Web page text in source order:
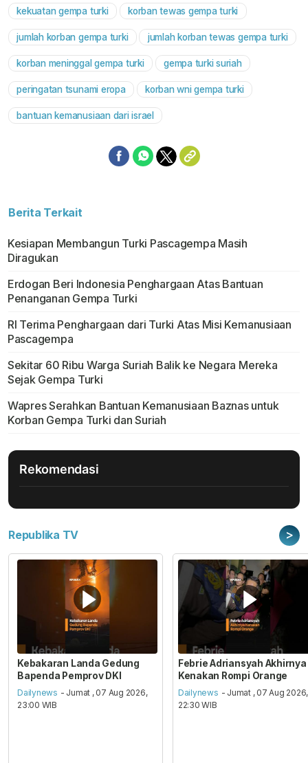
kekuatan gempa turki korban tewas gempa turki
jumlah korban gempa turki jumlah korban tewas gempa turki
korban meninggal gempa turki gempa turki suriah
peringatan tsunami eropa korban wni gempa turki
bantuan kemanusiaan dari israel
Berita Terkait
Kesiapan Membangun Turki Pascagempa Masih
Diragukan
Erdogan Beri Indonesia Penghargaan Atas Bantuan
Penanganan Gempa Turki
RI Terima Penghargaan dari Turki Atas Misi Kemanusiaan
Pascagempa
Sekitar 60 Ribu Warga Suriah Balik ke Negara Mereka
Sejak Gempa Turki
Wapres Serahkan Bantuan Kemanusiaan Baznas untuk
Korban Gempa Turki dan Suriah
Rekomendasi
Republika TV >
Kebakaran Landa Gedung
Bapenda Pemprov DKI
Dailynews - Jumat , 07 Aug 2026,
23:00 WIB
Febrie Adriansyah Akhirnya
Kenakan Rompi Orange
Dailynews - Jumat , 07 Aug 2026,
22:30 WIB